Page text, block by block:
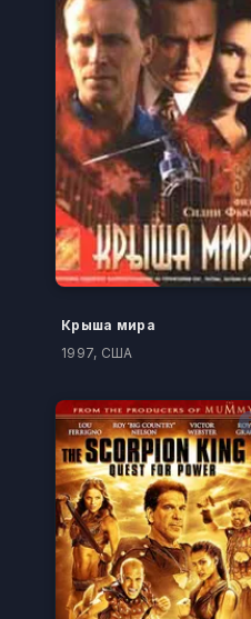
Крыша мира
1997, США